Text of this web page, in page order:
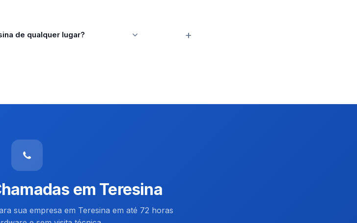
de qualquer lugar?
em Teresina
sua empresa em Teresina em até 72 horas